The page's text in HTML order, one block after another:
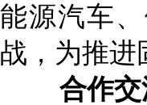
能源汽车
战，为推
合作交